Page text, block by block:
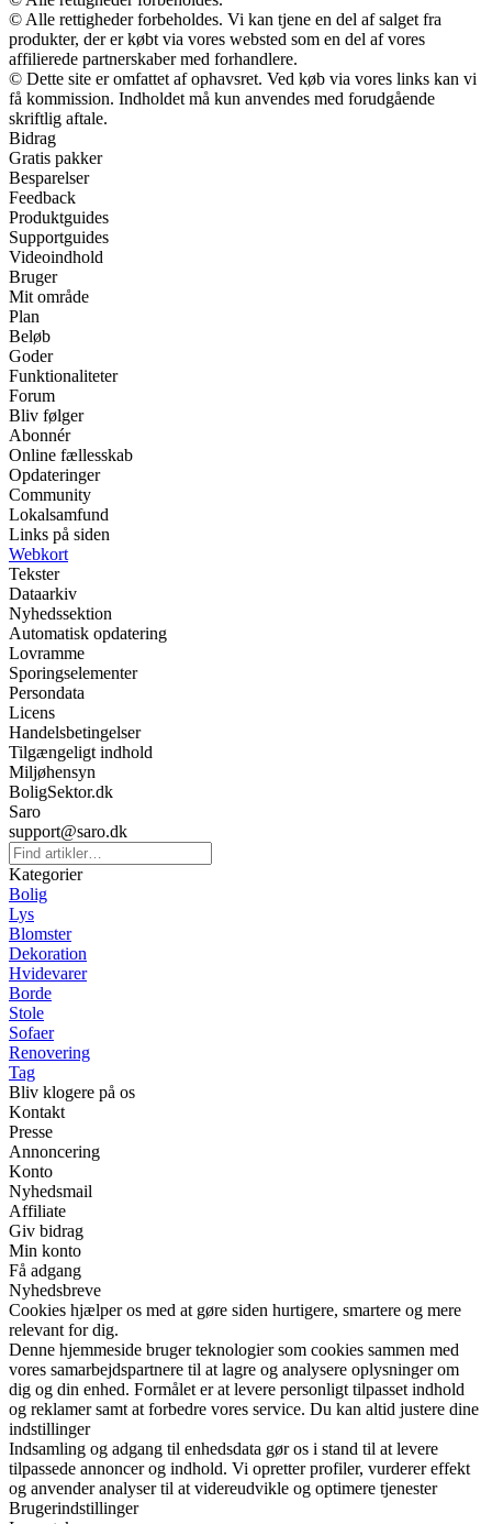
© Alle rettigheder forbeholdes. Vi kan tjene en del af salget fra
produkter, der er købt via vores websted som en del af vores
affilierede partnerskaber med forhandlere.
© Dette site er omfattet af ophavsret. Ved køb via vores links kan vi
få kommission. Indholdet må kun anvendes med forudgående
skriftlig aftale.
Bidrag
Gratis pakker
Besparelser
Feedback
Produktguides
Supportguides
Videoindhold
Bruger
Mit område
Plan
Beløb
Goder
Funktionaliteter
Forum
Bliv følger
Abonnér
Online fællesskab
Opdateringer
Community
Lokalsamfund
Links på siden
Webkort
Tekster
Dataarkiv
Nyhedssektion
Automatisk opdatering
Lovramme
Sporingselementer
Persondata
Licens
Handelsbetingelser
Tilgængeligt indhold
Miljøhensyn
BoligSektor.dk
Saro
support@saro.dk
Kategorier
Bolig
Lys
Blomster
Dekoration
Hvidevarer
Borde
Stole
Sofaer
Renovering
Tag
Bliv klogere på os
Kontakt
Presse
Annoncering
Konto
Nyhedsmail
Affiliate
Giv bidrag
Min konto
Få adgang
Nyhedsbreve
Cookies hjælper os med at gøre siden hurtigere, smartere og mere
relevant for dig.
Denne hjemmeside bruger teknologier som cookies sammen med
vores samarbejdspartnere til at lagre og analysere oplysninger om
dig og din enhed. Formålet er at levere personligt tilpasset indhold
og reklamer samt at forbedre vores service. Du kan altid justere dine
indstillinger
Indsamling og adgang til enhedsdata gør os i stand til at levere
tilpassede annoncer og indhold. Vi opretter profiler, vurderer effekt
og anvender analyser til at videreudvikle og optimere tjenester
Brugerindstillinger